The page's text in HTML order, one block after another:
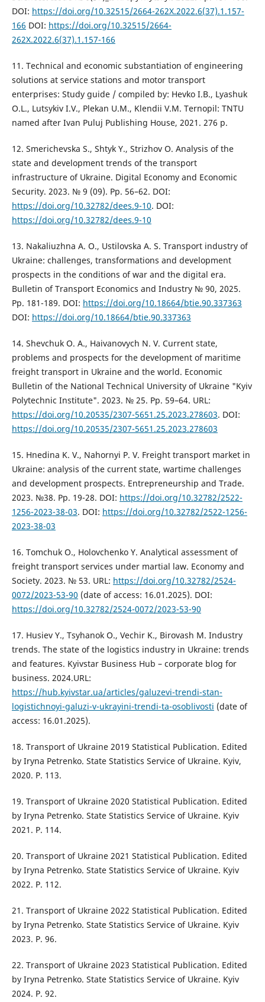
DOI: https://doi.org/10.32515/2664-262X.2022.6(37).1.157-
166 DOI: https://doi.org/10.32515/2664-
262X.2022.6(37).1.157-166
11. Technical and economic substantiation of engineering
solutions at service stations and motor transport
enterprises: Study guide / compiled by: Hevko I.B., Lyashuk
O.L., Lutsykiv I.V., Plekan U.M., Klendii V.M. Ternopil: TNTU
named after Ivan Puluj Publishing House, 2021. 276 p.
12. Smerichevska S., Shtyk Y., Strizhov O. Analysis of the
state and development trends of the transport
infrastructure of Ukraine. Digital Economy and Economic
Security. 2023. № 9 (09). Pp. 56–62. DOI:
https://doi.org/10.32782/dees.9-10. DOI:
https://doi.org/10.32782/dees.9-10
13. Nakaliuzhna A. O., Ustilovska A. S. Transport industry of
Ukraine: challenges, transformations and development
prospects in the conditions of war and the digital era.
Bulletin of Transport Economics and Industry № 90, 2025.
Pp. 181-189. DOI: https://doi.org/10.18664/btie.90.337363
DOI: https://doi.org/10.18664/btie.90.337363
14. Shevchuk O. A., Haivanovych N. V. Current state,
problems and prospects for the development of maritime
freight transport in Ukraine and the world. Economic
Bulletin of the National Technical University of Ukraine "Kyiv
Polytechnic Institute". 2023. № 25. Pp. 59–64. URL:
https://doi.org/10.20535/2307-5651.25.2023.278603. DOI:
https://doi.org/10.20535/2307-5651.25.2023.278603
15. Hnedina K. V., Nahornyi P. V. Freight transport market in
Ukraine: analysis of the current state, wartime challenges
and development prospects. Entrepreneurship and Trade.
2023. №38. Pp. 19-28. DOI: https://doi.org/10.32782/2522-
1256-2023-38-03. DOI: https://doi.org/10.32782/2522-1256-
2023-38-03
16. Tomchuk O., Holovchenko Y. Analytical assessment of
freight transport services under martial law. Economy and
Society. 2023. № 53. URL: https://doi.org/10.32782/2524-
0072/2023-53-90 (date of access: 16.01.2025). DOI:
https://doi.org/10.32782/2524-0072/2023-53-90
17. Husiev Y., Tsyhanok O., Vechir K., Birovash M. Industry
trends. The state of the logistics industry in Ukraine: trends
and features. Kyivstar Business Hub – corporate blog for
business. 2024.URL:
https://hub.kyivstar.ua/articles/galuzevi-trendi-stan-
logistichnoyi-galuzi-v-ukrayini-trendi-ta-osoblivosti (date of
access: 16.01.2025).
18. Transport of Ukraine 2019 Statistical Publication. Edited
by Iryna Petrenko. State Statistics Service of Ukraine. Kyiv,
2020. P. 113.
19. Transport of Ukraine 2020 Statistical Publication. Edited
by Iryna Petrenko. State Statistics Service of Ukraine. Kyiv
2021. P. 114.
20. Transport of Ukraine 2021 Statistical Publication. Edited
by Iryna Petrenko. State Statistics Service of Ukraine. Kyiv
2022. P. 112.
21. Transport of Ukraine 2022 Statistical Publication. Edited
by Iryna Petrenko. State Statistics Service of Ukraine. Kyiv
2023. P. 96.
22. Transport of Ukraine 2023 Statistical Publication. Edited
by Iryna Petrenko. State Statistics Service of Ukraine. Kyiv
2024. P. 92.